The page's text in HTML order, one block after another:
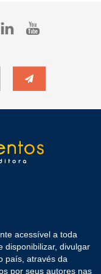
acessível a toda
disponibilizar, divulgar
país, através da
por seus autores nas